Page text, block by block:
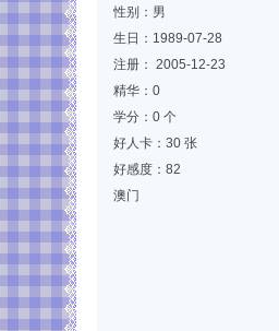
性别：男
生日：1989-07-28
注册： 2005-12-23
精华：0
学分：0 个
好人卡：30 张
好感度：82
澳门